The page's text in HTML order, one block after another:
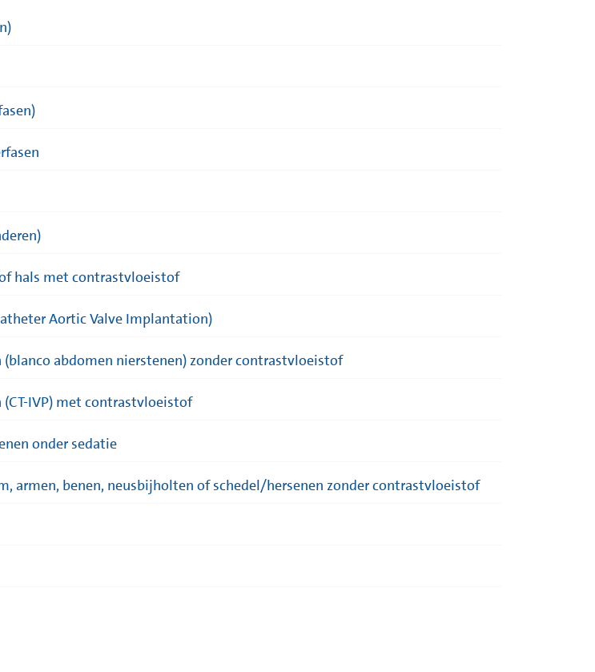
hals met contrastvloeistof
Aortic Valve Implantation)
(blanco abdomen nierstenen) zonder contrastvloeistof
(CT-IVP) met contrastvloeistof
onder sedatie
armen, benen, neusbijholten of schedel/hersenen zonder contrastvloeistof